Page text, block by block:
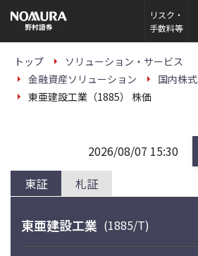
の
ー
リスク・
手数料等
トップ
ソリューション・サービス
金融資産ソリューション
国内株式
東亜建設工業（1885） 株価
東証 札証
2026/08/07 15:30
東亜建設工業 (1885/T)